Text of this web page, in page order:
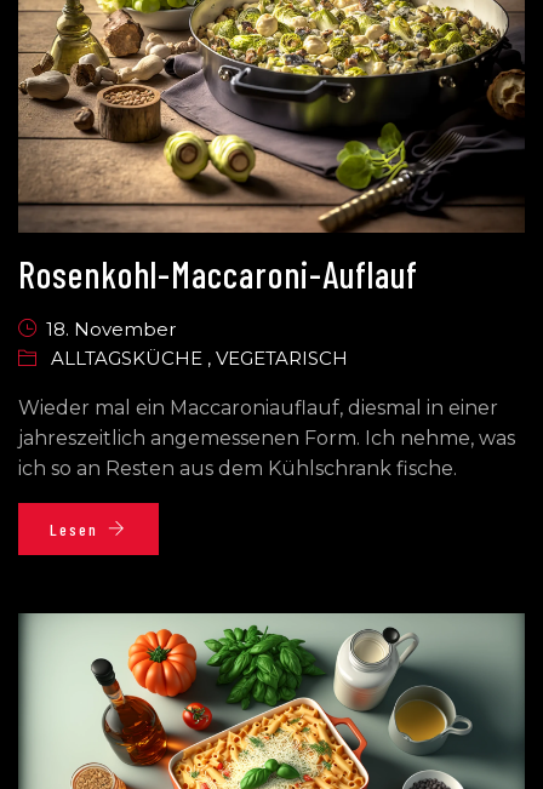
Rosenkohl-Maccaroni-Auflauf
18. November
ALLTAGSKÜCHE , VEGETARISCH
Wieder mal ein Maccaroniauflauf, diesmal in einer
jahreszeitlich angemessenen Form. Ich nehme, was
ich so an Resten aus dem Kühlschrank fische.
Lesen